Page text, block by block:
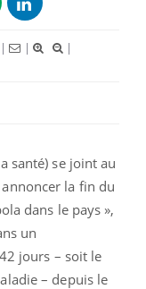
| |
|
santé) se joint au
la fin du
dans le pays »,
un
jours – soit le
– depuis le